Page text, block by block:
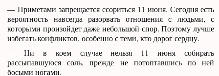
— Приметами запрещается ссориться 11 июня. Сегодня есть
вероятность навсегда разорвать отношения с людьми, с
которыми произойдет даже небольшой спор. Поэтому лучше
избегать конфликтов, особенно с теми, кто дорог сердцу.
— Ни в коем случае нельзя 11 июня собирать
рассыпавшуюся соль, прежде не потоптавшись по ней
босыми ногами.